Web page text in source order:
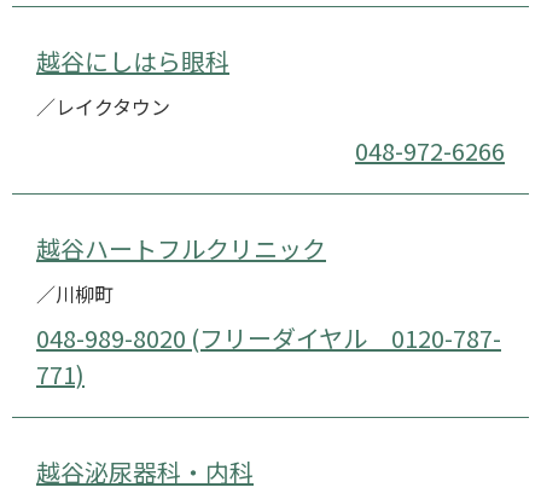
越谷にしはら眼科
／レイクタウン
048-972-6266
越谷ハートフルクリニック
／川柳町
048-989-8020 (フリーダイヤル 0120-787-
771)
越谷泌尿器科・内科